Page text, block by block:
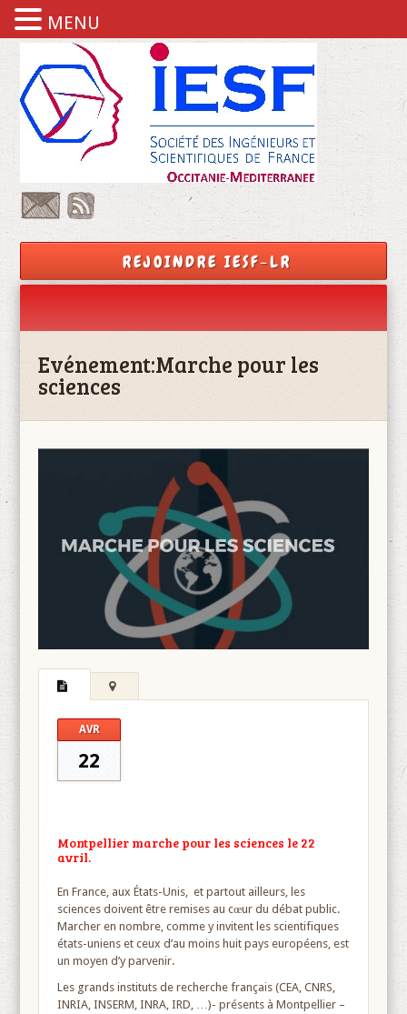
REJOINDRE IESF-LR
Evénement:Marche pour les
sciences
AVR
22
Montpellier marche pour les sciences le 22
avril.
En France, aux États-Unis, et partout ailleurs, les
sciences doivent être remises au cœur du débat public.
Marcher en nombre, comme y invitent les scientifiques
états-uniens et ceux d’au moins huit pays européens, est
un moyen d’y parvenir.
Les grands instituts de recherche français (CEA, CNRS,
INRIA, INSERM, INRA, IRD, …)- présents à Montpellier –
MENU